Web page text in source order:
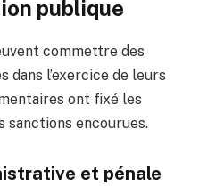
publique
commettre des
dans l’exercice de leurs
ont fixé les
sanctions encourues.
et pénale